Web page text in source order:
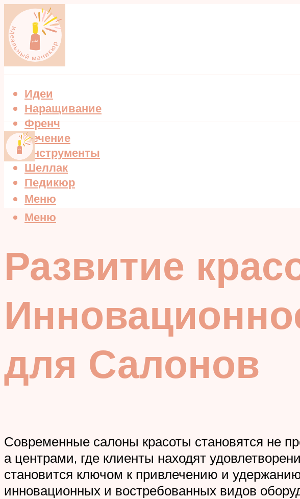
Идеи
Наращивание
Френч
Лечение
Инструменты
Шеллак
Педикюр
Меню
Меню
Развитие
для Салонов
Современные салоны красоты становятся не
а центрами, где клиенты находят
становится ключом к привлечению и
инновационных и востребованных видов